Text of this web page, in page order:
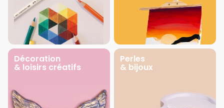
Décoration
& loisirs créatifs
Perles
& bijoux